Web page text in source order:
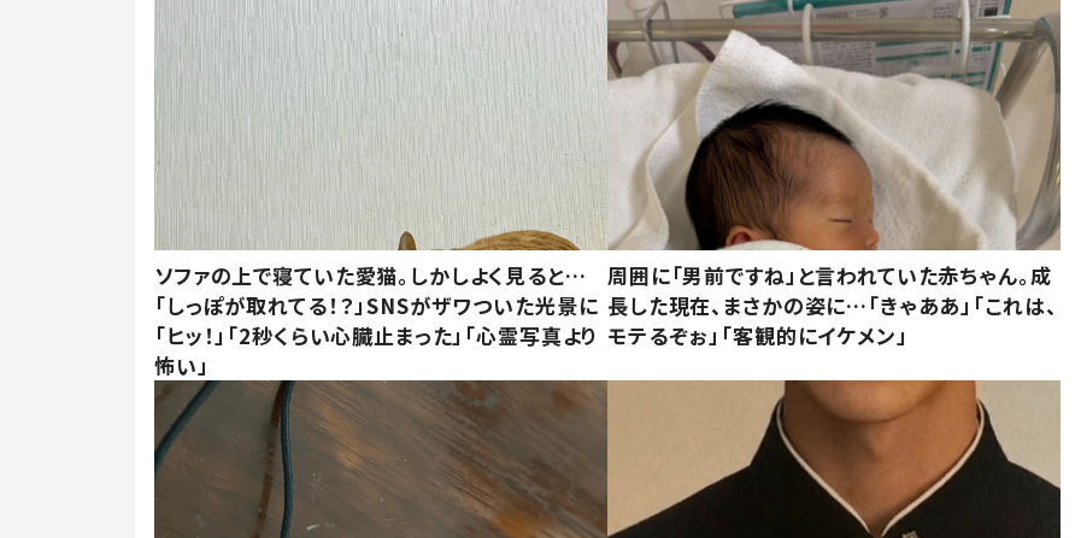
ソファの上で寝ていた愛猫。しかしよく見ると…
「しっぽが取れてる！？」SNSがザワついた光景に
「ヒッ！」「2秒くらい心臓止まった」「心霊写真より
怖い」
周囲に「男前ですね」と言われていた赤ちゃん。成
長した現在、まさかの姿に…「きゃああ」「これは、
モテるぞぉ」「客観的にイケメン」